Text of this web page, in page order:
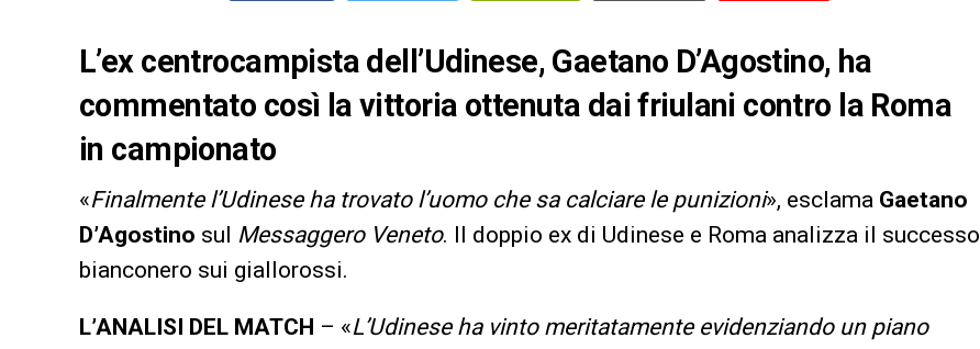
L’ex centrocampista dell’Udinese, Gaetano D’Agostino, ha
commentato così la vittoria ottenuta dai friulani contro la Roma
in campionato
«Finalmente l’Udinese ha trovato l’uomo che sa calciare le punizioni», esclama Gaetano
D’Agostino sul Messaggero Veneto. Il doppio ex di Udinese e Roma analizza il successo
bianconero sui giallorossi.
L’ANALISI DEL MATCH – «L’Udinese ha vinto meritatamente evidenziando un piano